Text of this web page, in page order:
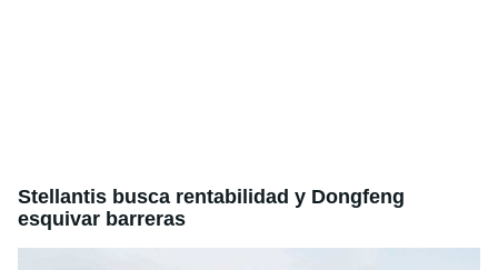
Stellantis busca rentabilidad y Dongfeng
esquivar barreras